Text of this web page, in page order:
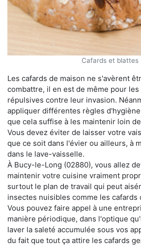
Cafards et blattes
Les cafards de maison ne s'avèrent
combattre, il en est de même pour
répulsives contre leur invasion.
appliquer différentes règles
que cela suffise à les maintenir loin
Vous devez éviter de laisser votre
que ce soit dans l'évier ou ailleurs, à
dans le lave-vaisselle.
À Bucy-le-Long (02880), vous allez
maintenir votre cuisine vraiment
surtout le plan de travail qui peut
insectes nuisibles comme les cafards
Vous pouvez faire appel à une
manière périodique, dans l'optique
laver la saleté accumulée sous vos
du fait que tout ça attire les cafards